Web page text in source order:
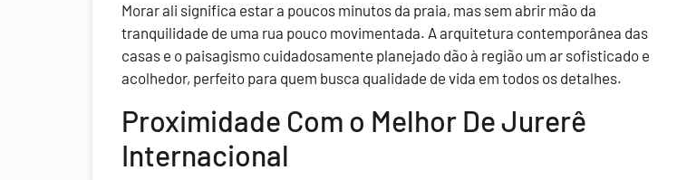
Morar ali significa estar a poucos minutos da praia, mas sem abrir mão da
tranquilidade de uma rua pouco movimentada. A arquitetura contemporânea das
casas e o paisagismo cuidadosamente planejado dão à região um ar sofisticado e
acolhedor, perfeito para quem busca qualidade de vida em todos os detalhes.
Proximidade Com o Melhor De Jurerê
Internacional